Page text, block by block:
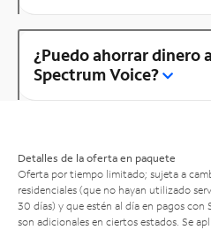
¿Puedo ahorrar dinero
Spectrum Voice?
Detalles de la oferta en paquete
Oferta por tiempo limitado; sujeta a
residenciales (que no hayan utilizado
30 días) y que estén al día en pagos con
son adicionales en ciertos estados. Se